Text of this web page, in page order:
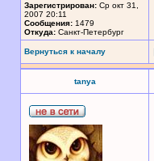
Зарегистрирован: Ср окт 31,
2007 20:11
Сообщения: 1479
Откуда: Санкт-Петербург
Вернуться к началу
tanya